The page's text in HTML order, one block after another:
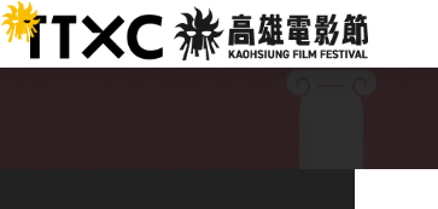
跳
到
主
:::